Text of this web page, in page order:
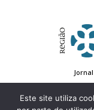
Estatuto Editorial
Este site utiliza